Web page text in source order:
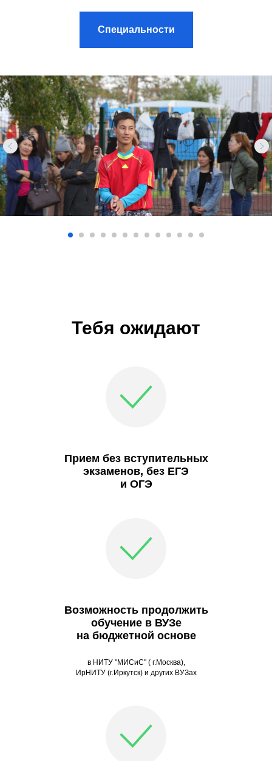
Специальности
Тебя ожидают
Прием без вступительных
экзаменов, без ЕГЭ
и ОГЭ
Возможность продолжить
обучение в ВУЗе
на бюджетной основе
в НИТУ "МИСиС" ( г.Москва),
ИрНИТУ (г.Иркутск) и других ВУЗах